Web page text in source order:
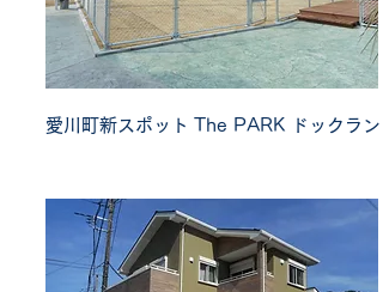
愛川町新スポット The PARK ドックラン